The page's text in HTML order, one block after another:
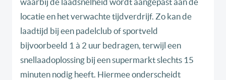
waarbij de laadsnelheid wordt aangepast aan de
locatie en het verwachte tijdverdrijf. Zo kan de
laadtijd bij een padelclub of sportveld
bijvoorbeeld 1 à 2 uur bedragen, terwijl een
snellaadoplossing bij een supermarkt slechts 15
minuten nodig heeft. Hiermee onderscheidt